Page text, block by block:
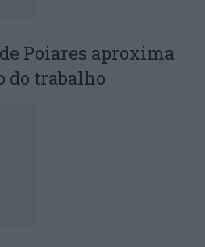
Poiares aproxima
do trabalho